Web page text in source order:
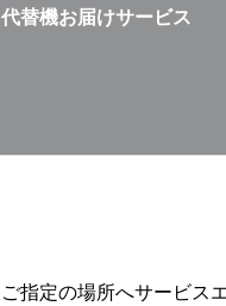
代替機お届けサービス
ご指定の場所へサービス